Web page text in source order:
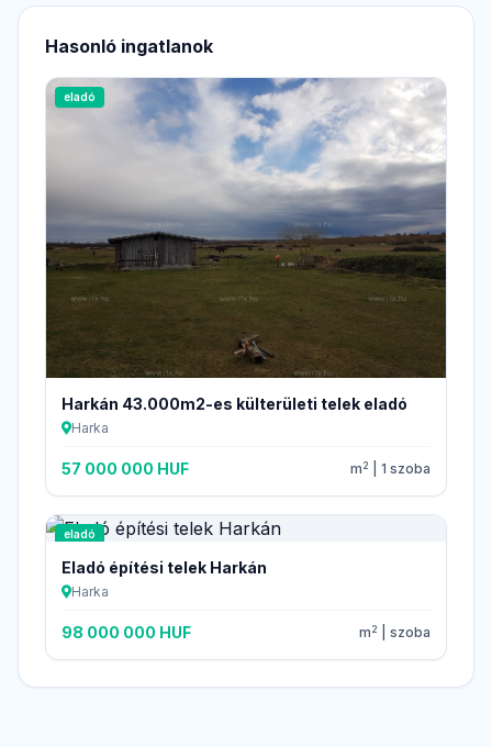
Hasonló ingatlanok
eladó
Harkán 43.000m2-es külterületi telek eladó
Harka
57 000 000 HUF m2 | 1 szoba
eladó
Eladó építési telek Harkán
Harka
98 000 000 HUF m2 | szoba